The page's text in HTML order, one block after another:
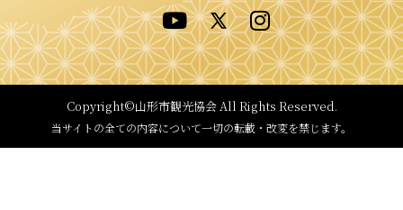
Copyright©山形市観光協会All Rights Reserved.
当サイトの全ての内容について一切の転載・改変を禁じます。